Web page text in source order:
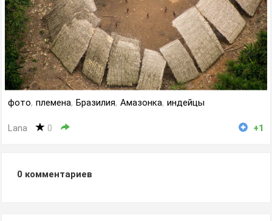
фото, племена, Бразилия, Амазонка, индейцы
Lana 0 +1
0 комментариев